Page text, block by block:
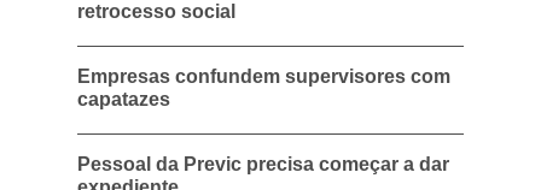
retrocesso social
Empresas confundem supervisores com
capatazes
Pessoal da Previc precisa começar a dar